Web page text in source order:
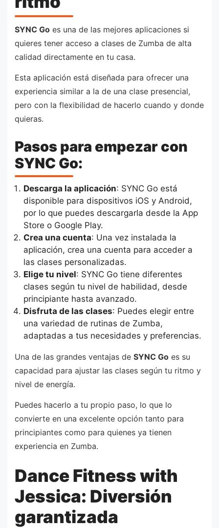
SYNC Go es una de las mejores aplicaciones si
quieres tener acceso a clases de Zumba de alta
calidad directamente en tu casa.
Esta aplicación está diseñada para ofrecer una
experiencia similar a la de una clase presencial,
pero con la flexibilidad de hacerlo cuando y donde
quieras.
Pasos para empezar con
SYNC Go:
Descarga la aplicación: SYNC Go está
disponible para dispositivos iOS y Android,
por lo que puedes descargarla desde la App
Store o Google Play.
Crea una cuenta: Una vez instalada la
aplicación, crea una cuenta para acceder a
las clases personalizadas.
Elige tu nivel: SYNC Go tiene diferentes
clases según tu nivel de habilidad, desde
principiante hasta avanzado.
Disfruta de las clases: Puedes elegir entre
una variedad de rutinas de Zumba,
adaptadas a tus necesidades y preferencias.
Una de las grandes ventajas de SYNC Go es su
capacidad para ajustar las clases según tu ritmo y
nivel de energía.
Puedes hacerlo a tu propio paso, lo que lo
convierte en una excelente opción tanto para
principiantes como para quienes ya tienen
experiencia en Zumba.
Dance Fitness with
Jessica: Diversión
garantizada